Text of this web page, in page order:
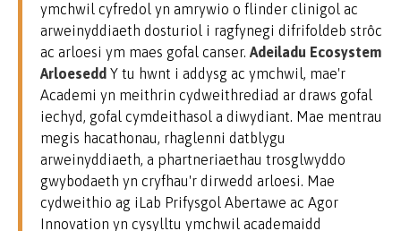
ymchwil cyfredol yn amrywio o flinder clinigol ac
arweinyddiaeth dosturiol i ragfynegi difrifoldeb strôc
ac arloesi ym maes gofal canser. Adeiladu Ecosystem
Arloesedd Y tu hwnt i addysg ac ymchwil, mae'r
Academi yn meithrin cydweithrediad ar draws gofal
iechyd, gofal cymdeithasol a diwydiant. Mae mentrau
megis hacathonau, rhaglenni datblygu
arweinyddiaeth, a phartneriaethau trosglwyddo
gwybodaeth yn cryfhau'r dirwedd arloesi. Mae
cydweithio ag iLab Prifysgol Abertawe ac Agor
Innovation yn cysylltu ymchwil academaidd